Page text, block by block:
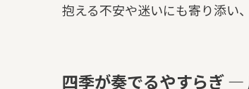
抱える不安や迷いにも寄り添い
四季が奏でるやすらぎ